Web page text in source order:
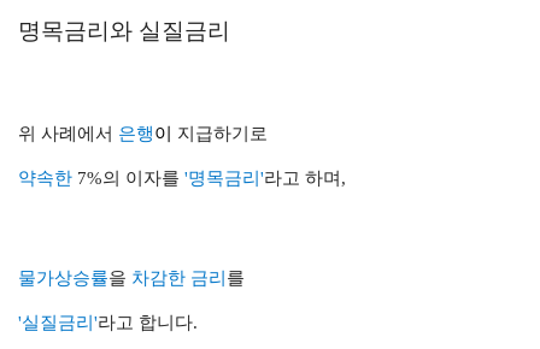
명목금리와 실질금리
위 사례에서 은행이 지급하기로
약속한 7%의 이자를 '명목금리'라고 하며,
물가상승률을 차감한 금리 를
'실질금리'라고 합니다.